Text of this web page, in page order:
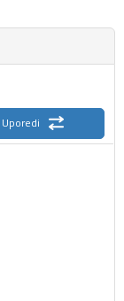
Uporedi